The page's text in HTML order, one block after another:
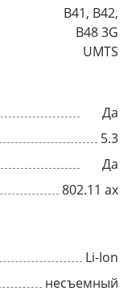
B41, B42,
B48 3G
UMTS
Да
5.3
Да
802.11 ax
Li-Ion
несъемный